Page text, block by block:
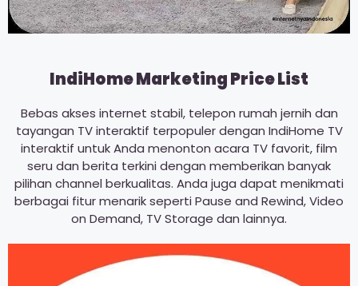
IndiHome Marketing Price List
Bebas akses internet stabil, telepon rumah jernih dan
tayangan TV interaktif terpopuler dengan IndiHome TV
interaktif untuk Anda menonton acara TV favorit, film
seru dan berita terkini dengan memberikan banyak
pilihan channel berkualitas. Anda juga dapat menikmati
berbagai fitur menarik seperti Pause and Rewind, Video
on Demand, TV Storage dan lainnya.